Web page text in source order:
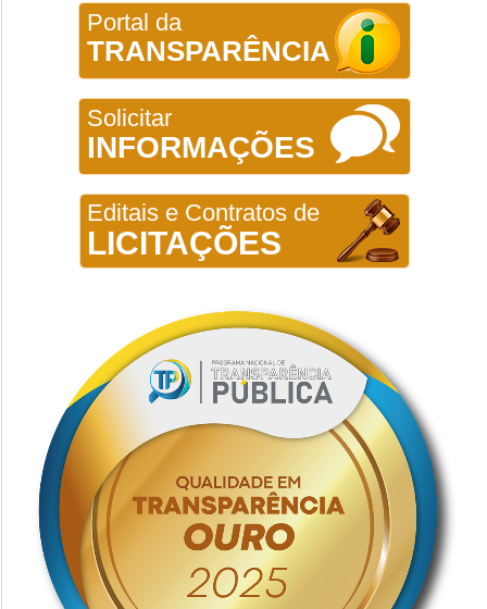
Portal da
TRANSPARÊNCIA
Solicitar
INFORMAÇÕES
Editais e Contratos de
LICITAÇÕES